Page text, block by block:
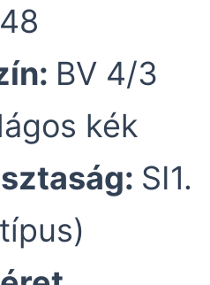
BV 4/3
kék
SI1.